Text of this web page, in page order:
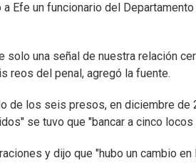
Efe un funcionario del
una señal de nuestra relación
reos del penal, agregó la fuente.
de los seis presos, en diciembre de
se tuvo que "bancar a cinco locos
y dijo que "hubo un cambio en